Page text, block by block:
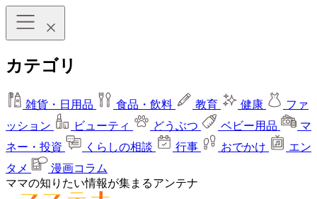
カテゴリ
雑貨・日用品 食品・飲料 教育 健康
ファ
ッション
ビューティ どうぶつ ベビー用品
マ
ネー・投資
くらしの相談 行事 おでかけ
エン
タメ
漫画コラム
ママの知りたい情報が集まるアンテナ